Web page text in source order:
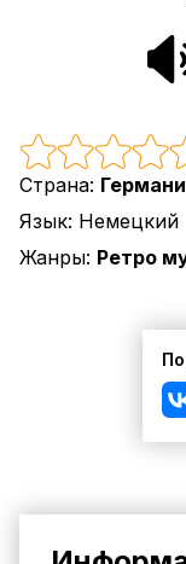
Страна:
Язык: Немецкий
Жанры: Ретро